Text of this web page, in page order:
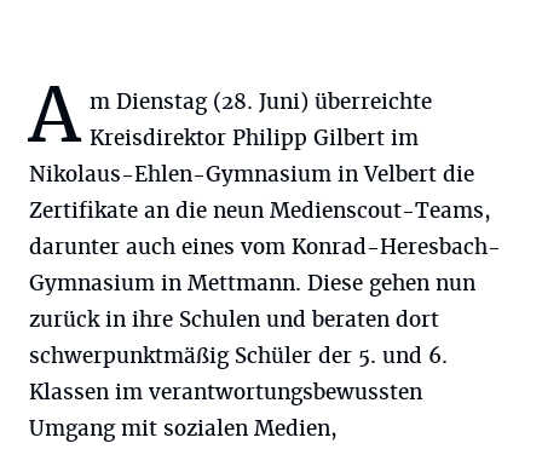
A m Dienstag (28. Juni) überreichte
Kreisdirektor Philipp Gilbert im
Nikolaus-Ehlen-Gymnasium in Velbert die
Zertifikate an die neun Medienscout-Teams,
darunter auch eines vom Konrad-Heresbach-
Gymnasium in Mettmann. Diese gehen nun
zurück in ihre Schulen und beraten dort
schwerpunktmäßig Schüler der 5. und 6.
Klassen im verantwortungsbewussten
Umgang mit sozialen Medien,